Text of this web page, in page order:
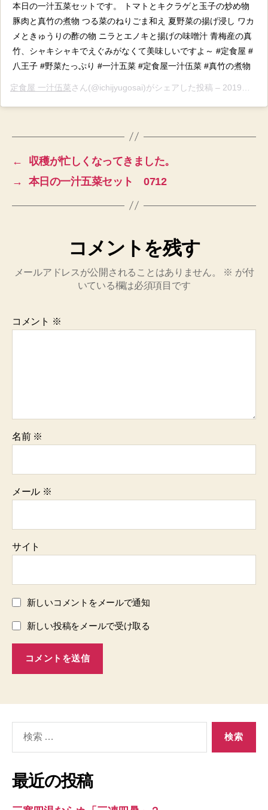
本日の一汁五菜セットです。 トマトとキクラゲと玉子の炒め物
豚肉と真竹の煮物 つる菜のねりごま和え 夏野菜の揚げ浸し ワカ
メときゅうりの酢の物 ニラとエノキと揚げの味噌汁 青梅産の真
竹、シャキシャキでえぐみがなくて美味しいですよ～ #定食屋 #
八王子 #野菜たっぷり #一汁五菜 #定食屋一汁伍菜 #真竹の煮物
定食屋 一汁伍菜さん(@ichijyugosai)がシェアした投稿 – 2019年 7月月4日午後10時31分PDT
←
収穫が忙しくなってきました。
→
本日の一汁五菜セット 0712
コメントを残す
メールアドレスが公開されることはありません。 ※ が付
いている欄は必須項目です
コメント ※
名前 ※
メール ※
サイト
新しいコメントをメールで通知
新しい投稿をメールで受け取る
象:
最近の投稿